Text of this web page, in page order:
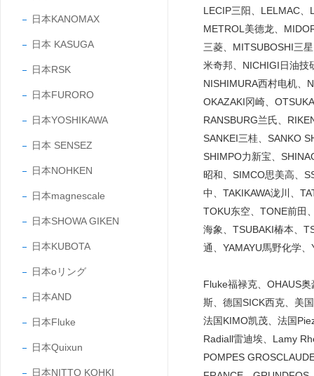
日本KANOMAX
日本 KASUGA
日本RSK
日本FURORO
日本YOSHIKAWA
日本 SENSEZ
日本NOHKEN
日本magnescale
日本SHOWA GIKEN
日本KUBOTA
日本oリング
日本AND
日本Fluke
日本Quixun
日本NITTO KOHKI
LECIP三阳、LELMAC
METROL美德龙、
三菱、MITSUBOSHI三
米奇邦、NICHIGI日油技
NISHIMURA西村电机、
OKAZAKI冈崎、
RANSBURG兰氏、
SANKEI三桂、SANKO
SHIMPO力新宝、
昭和、SIMCO思美高、
中、TAKIKAWA泷川、
TOKU东空、TONE前田
海象、TSUBAKI椿本、
通、YAMAYU馬野化学
Fluke福禄克、OHAUS
斯、德国SICK西克、美
法国KIMO凯茂、法国
Radiall雷迪埃、Lamy
POMPES